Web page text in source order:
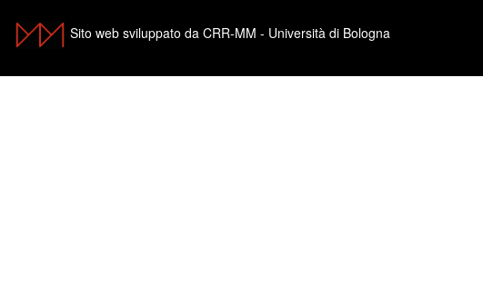
Sito web sviluppato da CRR-MM - Università di Bologna